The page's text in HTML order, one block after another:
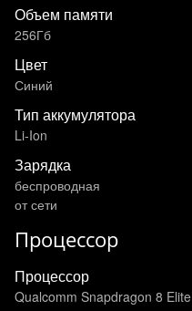
Объем памяти
256Гб
Цвет
Синий
Тип аккумулятора
Li-Ion
Зарядка
беспроводная
от сети
Процессор
Процессор
Qualcomm Snapdragon 8 Elite